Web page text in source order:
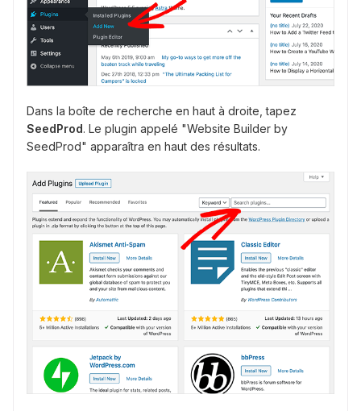
Dans la boîte de recherche en haut à droite, tapez
SeedProd. Le plugin appelé "Website Builder by
SeedProd" apparaîtra en haut des résultats.